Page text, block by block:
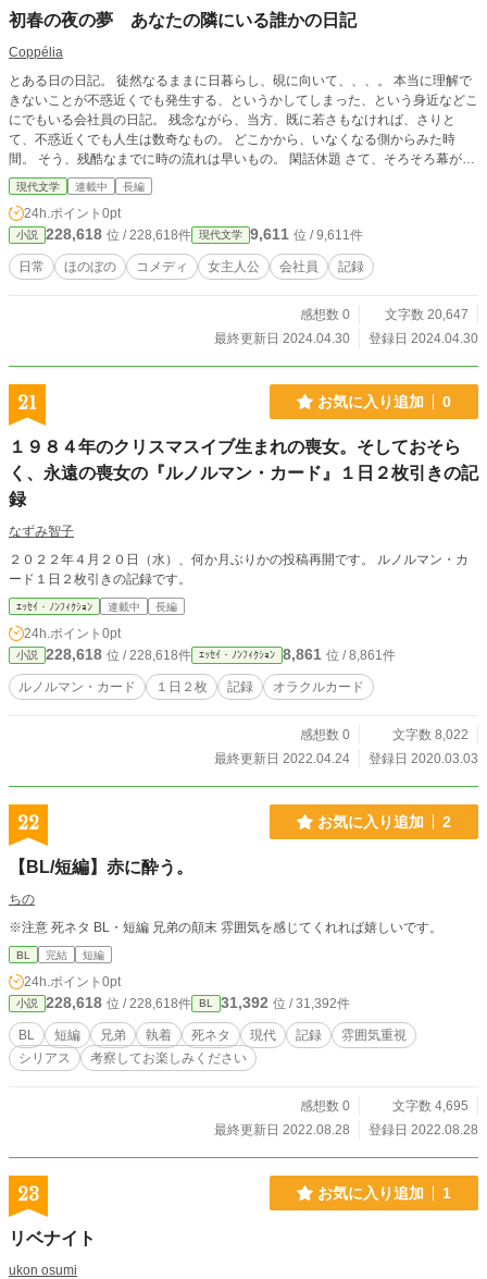
初春の夜の夢 あなたの隣にいる誰かの日記
Coppélia
とある日の日記。 徒然なるままに日暮らし、硯に向いて、、、。 本当に理解で
きないことが不惑近くでも発生する、というかしてしまった、という身近などこ
にでもいる会社員の日記。 残念ながら、当方、既に若さもなければ、さりと
て、不惑近くでも人生は数奇なもの。 どこかから、いなくなる側からみた時
間。 そう、残酷なまでに時の流れは早いもの。 閑話休題 さて、そろそろ幕が上
現代文学 連載中 長編
24h.ポイント 0pt
小説 228,618 位 / 228,618件 現代文学 9,611 位 / 9,611件
日常 ほのぼの コメディ 女主人公 会社員 記録
感想数 0
文字数 20,647
最終更新日 2024.04.30
登録日 2024.04.30
21 お気に入り追加 0
１９８４年のクリスマスイブ生まれの喪女。そしておそら
く、永遠の喪女の『ルノルマン・カード』１日２枚引きの記
録
なずみ智子
２０２２年４月２０日（水）、何か月ぶりかの投稿再開です。 ルノルマン・カ
ード１日２枚引きの記録です。
ｴｯｾｲ・ﾉﾝﾌｨｸｼｮﾝ 連載中 長編
24h.ポイント 0pt
小説 228,618 位 / 228,618件 ｴｯｾｲ・ﾉﾝﾌｨｸｼｮﾝ 8,861 位 / 8,861件
ルノルマン・カード １日２枚 記録 オラクルカード
感想数 0
文字数 8,022
最終更新日 2022.04.24
登録日 2020.03.03
22 お気に入り追加 2
【BL/短編】赤に酔う。
ちの
※注意 死ネタ BL・短編 兄弟の顛末 雰囲気を感じてくれれば嬉しいです。
BL 完結 短編
24h.ポイント 0pt
小説 228,618 位 / 228,618件 BL 31,392 位 / 31,392件
BL 短編 兄弟 執着 死ネタ 現代 記録
雰囲気重視
シリアス
考察してお楽しみください
感想数 0
文字数 4,695
最終更新日 2022.08.28
登録日 2022.08.28
23 お気に入り追加 1
リベナイト
ukon osumi